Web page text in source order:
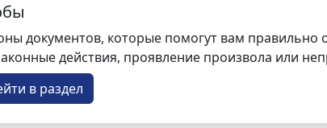
документов, которые помогут вам
действия, проявление произвола или
в раздел